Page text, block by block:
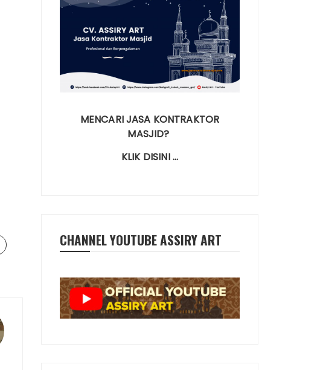
MENCARI JASA KONTRAKTOR
MASJID?
KLIK DISINI …
CHANNEL YOUTUBE ASSIRY ART